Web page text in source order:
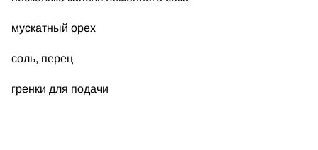
мускатный орех
соль, перец
гренки для подачи